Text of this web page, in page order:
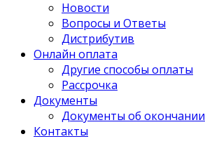
Новости
Вопросы и Ответы
Дистрибутив
Онлайн оплата
Другие способы оплаты
Рассрочка
Документы
Документы об окончании
Контакты